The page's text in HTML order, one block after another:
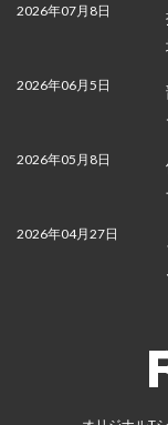
2026年07月8日
2026年06月5日
2026年05月8日
2026年04月27日